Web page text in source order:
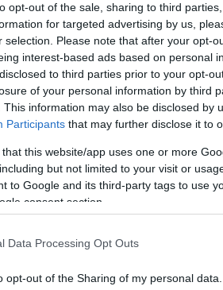
opt-out of the sale, sharing to third
for targeted advertising by us,
selection. Please note that after your opt-
interest-based ads based on personal
to third parties prior to your opt-
of your personal information by third
This information may also be disclosed by
Participants that may further disclose it to
that this website/app uses one or more
but not limited to your visit or
to Google and its third-party tags to use
consent section.
Data Processing Opt Outs
opt-out of the Sharing of my personal data.
Gendarmeria vaticana, e si
d’onore deporrà la corona
del centro culturale di via
delle scuole medie ed
e del Gruppo teatrale
momento di riflessione sul tema
della manifestazione è
della banda della